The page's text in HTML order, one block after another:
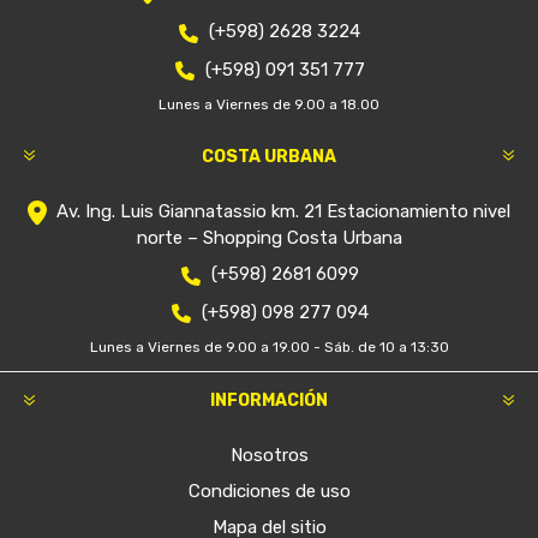
(+598) 2628 3224
(+598) 091 351 777
Lunes a Viernes de 9.00 a 18.00
COSTA URBANA
Av. Ing. Luis Giannatassio km. 21 Estacionamiento nivel
norte – Shopping Costa Urbana
(+598) 2681 6099
(+598) 098 277 094
Lunes a Viernes de 9.00 a 19.00 - Sáb. de 10 a 13:30
INFORMACIÓN
Nosotros
Condiciones de uso
Mapa del sitio